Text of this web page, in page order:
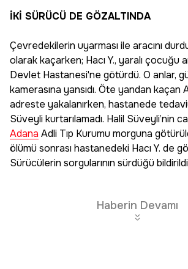
İKİ SÜRÜCÜ DE GÖZALTINDA
Çevredekilerin uyarması ile aracını
olarak kaçarken; Hacı Y., yaralı çocuğu
Devlet Hastanesi'ne götürdü. O anlar,
kamerasına yansıdı. Öte yandan kaçan
adreste yakalanırken, hastanede
Süveyli kurtarılamadı. Halil Süveyli’nin
Adana Adli Tıp Kurumu morguna
ölümü sonrası hastanedeki Hacı Y. de
Sürücülerin sorgularının sürdüğü
Haberin Devamı